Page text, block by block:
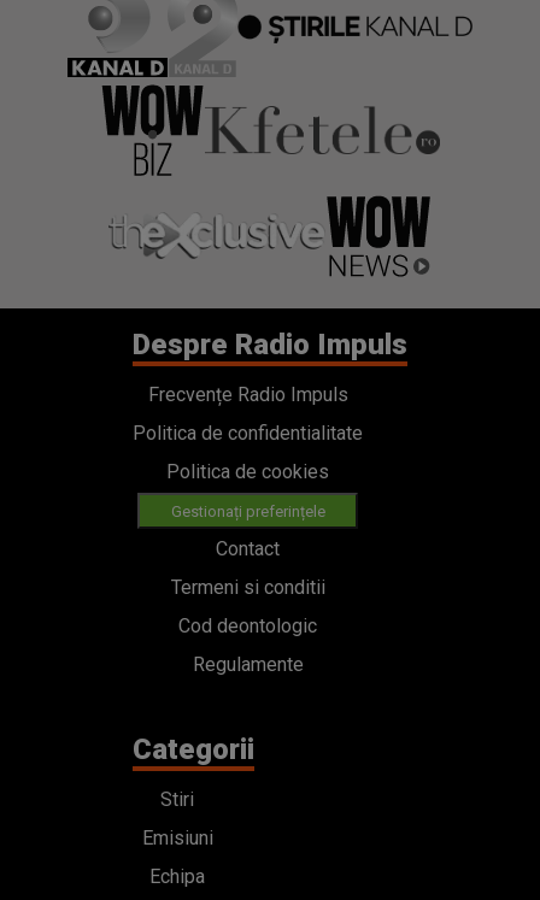
Despre Radio Impuls
Frecvențe Radio Impuls
Politica de confidentialitate
Politica de cookies
Gestionați preferințele
Contact
Termeni si conditii
Cod deontologic
Regulamente
Categorii
Stiri
Emisiuni
Echipa